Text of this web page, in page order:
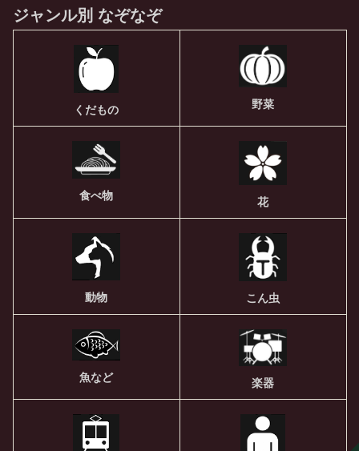
ジャンル別 なぞなぞ
くだもの 野菜
食べ物 花
動物 こん虫
魚など 楽器